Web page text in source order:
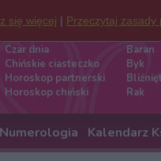
Czar dnia
Chińskie ciasteczko
Horoskop partnerski
Horoskop chiński
Baran
Byk
Rak
Numerologia Kalendarz
się więcej | Przeczytaj zasady